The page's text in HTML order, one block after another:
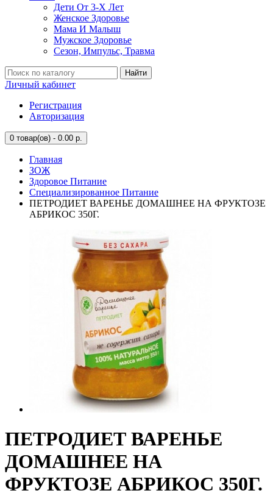
Дети От 3-Х Лет
Женское Здоровье
Мама И Малыш
Мужское Здоровье
Сезон, Импульс, Травма
Найти
Личный кабинет
Регистрация
Авторизация
0 товар(ов) - 0.00 р.
Главная
ЗОЖ
Здоровое Питание
Специализированное Питание
ПЕТРОДИЕТ ВАРЕНЬЕ ДОМАШНЕЕ НА ФРУКТОЗЕ
АБРИКОС 350Г.
ПЕТРОДИЕТ ВАРЕНЬЕ
ДОМАШНЕЕ НА
ФРУКТОЗЕ АБРИКОС 350Г.